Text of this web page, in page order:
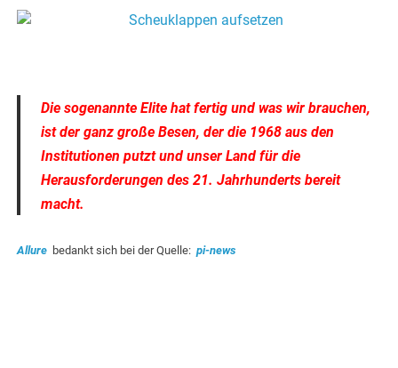
Die sogenannte Elite hat fertig und was wir brauchen,
ist der ganz große Besen, der die 1968 aus den
Institutionen putzt und unser Land für die
Herausforderungen des 21. Jahrhunderts bereit
macht.
Allure bedankt sich bei der Quelle:pi-news